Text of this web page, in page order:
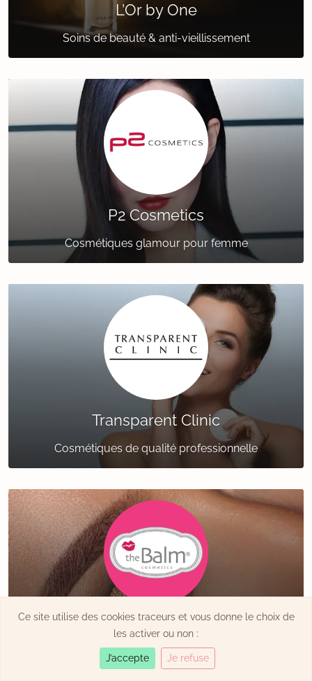
L’Or by One
Soins de beauté & anti-vieillissement
P2 Cosmetics
Cosmétiques glamour pour femme
Transparent Clinic
Cosmétiques de qualité professionnelle
The Balm
Palettes de blush & maquillage
Ce site utilise des cookies traceurs et vous donne le choix de
les activer ou non :
J’accepte Je refuse